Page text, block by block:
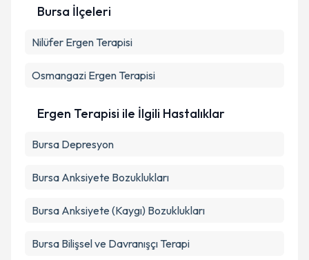
Kişisel verilerimin işlenmesine ilişkin
kapsamda işlenmesini kabul ediyorum.
Takvim Talebini Gönder
Bursa İlçeleri
Nilüfer Ergen Terapisi
Osmangazi Ergen Terapisi
Ergen Terapisi ile İlgili Hastalıklar
Bursa Depresyon
Bursa Anksiyete Bozuklukları
Bursa Anksiyete (Kaygı) Bozuklukları
Bursa Bilişsel ve Davranışçı Terapi